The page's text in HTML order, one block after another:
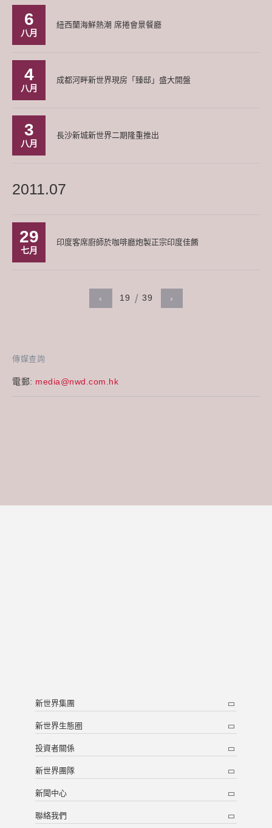
傳媒查詢
電郵: media@nwd.com.hk
6
八月
紐西蘭海鮮熱潮 席捲會景餐廳
4
八月
成都河畔新世界現房「臻邸」盛大開盤
3
八月
長沙新城新世界二期隆重推出
2011.07
29
七月
印度客席廚師於咖啡廳炮製正宗印度佳餚
‹ 19 39 ›
新世界集團
新世界生態圈
投資者關係
新世界團隊
新聞中心
聯絡我們